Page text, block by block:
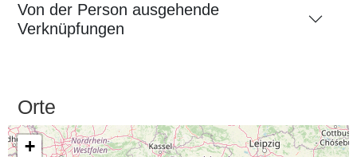
Von der Person ausgehende
Verknüpfungen
Orte
+